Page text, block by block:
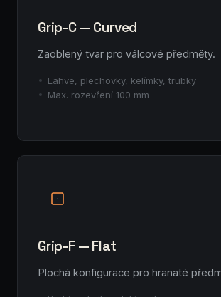
Grip-C — Curved
Zaoblený tvar pro válcové předměty.
Lahve, plechovky, kelímky, trubky
Max. rozevření 100 mm
Grip-F — Flat
Plochá konfigurace pro hranaté